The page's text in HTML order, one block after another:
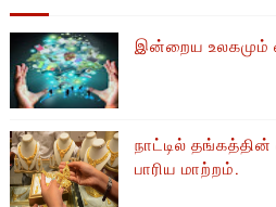
இன்றைய உலகமும்
நாட்டில்
பாரிய மாற்றம்.